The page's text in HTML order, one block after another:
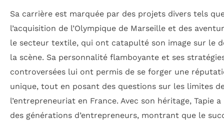
Sa carrière est marquée par des projets divers tels
l’acquisition de l’Olympique de Marseille et des
le secteur textile, qui ont catapulté son image sur le
la scène. Sa personnalité flamboyante et ses
controversées lui ont permis de se forger une
unique, tout en posant des questions sur les limites
l’entrepreneuriat en France. Avec son héritage, Tapie
des générations d’entrepreneurs, montrant que le